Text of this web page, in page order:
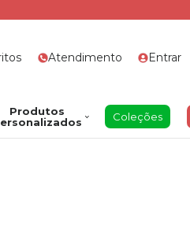
Atendimento Entrar
Produtos
Coleções